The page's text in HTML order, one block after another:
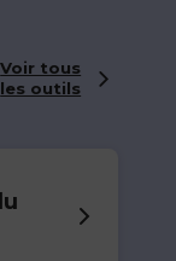
Voir tous
les outils